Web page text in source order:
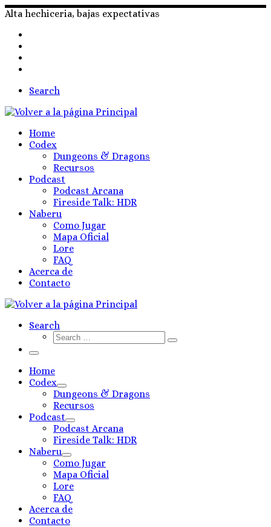
Skip
content
Alta hechiceria, bajas expectativas
Search
Home
Codex
Dungeons & Dragons
Recursos
Podcast
Podcast Arcana
Fireside Talk: HDR
Naberu
Como Jugar
Mapa Oficial
Lore
FAQ
Acerca de
Contacto
Search
Search
Search
Menú
Home
Codex
Dungeons & Dragons
Recursos
Podcast
Podcast Arcana
Fireside Talk: HDR
Naberu
Como Jugar
Mapa Oficial
Lore
FAQ
Acerca de
Contacto